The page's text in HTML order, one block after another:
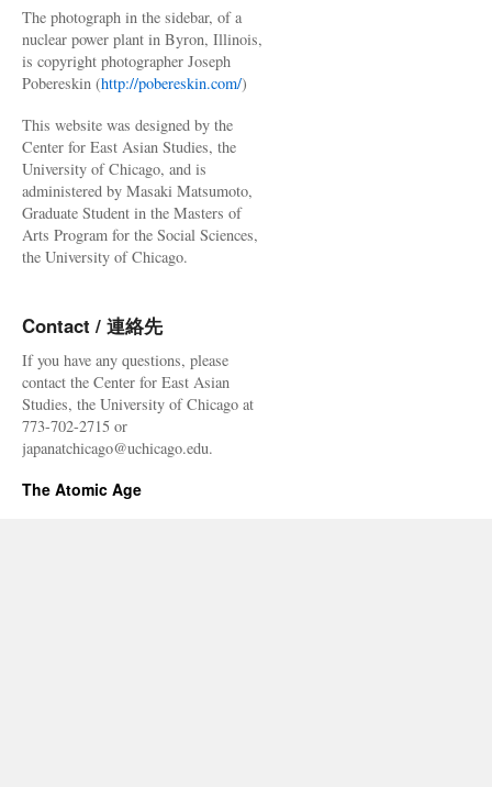
The photograph in the sidebar, of a
nuclear power plant in Byron, Illinois,
is copyright photographer Joseph
Pobereskin (http://pobereskin.com/)
This website was designed by the
Center for East Asian Studies, the
University of Chicago, and is
administered by Masaki Matsumoto,
Graduate Student in the Masters of
Arts Program for the Social Sciences,
the University of Chicago.
Contact / 連絡先
If you have any questions, please
contact the Center for East Asian
Studies, the University of Chicago at
773-702-2715 or
japanatchicago@uchicago.edu.
The Atomic Age